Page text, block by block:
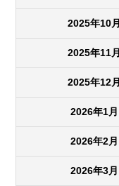
2025年10月
2025年11月
2025年12月
2026年1月
2026年2月
2026年3月